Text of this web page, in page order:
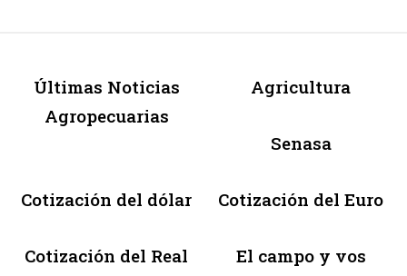
Últimas Noticias
Agropecuarias
Agricultura
Senasa
Cotización del dólar Cotización del Euro
Cotización del Real El campo y vos